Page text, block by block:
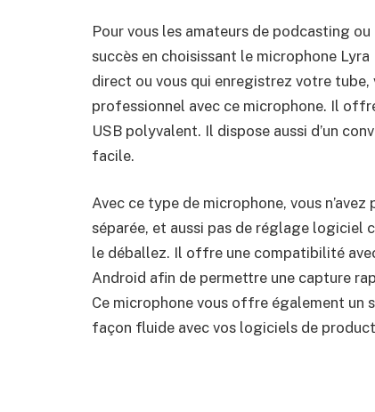
Pour vous les amateurs de podcasting
succès en choisissant le microphone
direct ou vous qui enregistrez votre
professionnel avec ce microphone. Il
USB polyvalent. Il dispose aussi d’un
facile.
Avec ce type de microphone, vous
séparée, et aussi pas de réglage logiciel
le déballez. Il offre une compatibilité
Android afin de permettre une capture
Ce microphone vous offre également
façon fluide avec vos logiciels de